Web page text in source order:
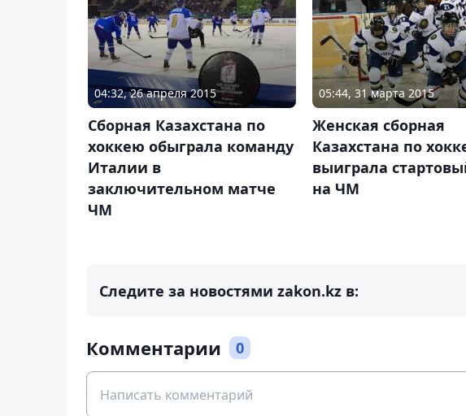
04:32, 26 апреля 2015
Сборная Казахстана по
хоккею обыграла команду
Италии в
заключительном матче
ЧМ
05:44, 31 марта 2015
Женская сборная
Казахстана по
выиграла
на ЧМ
Следите за новостями zakon.kz в:
Комментарии 0